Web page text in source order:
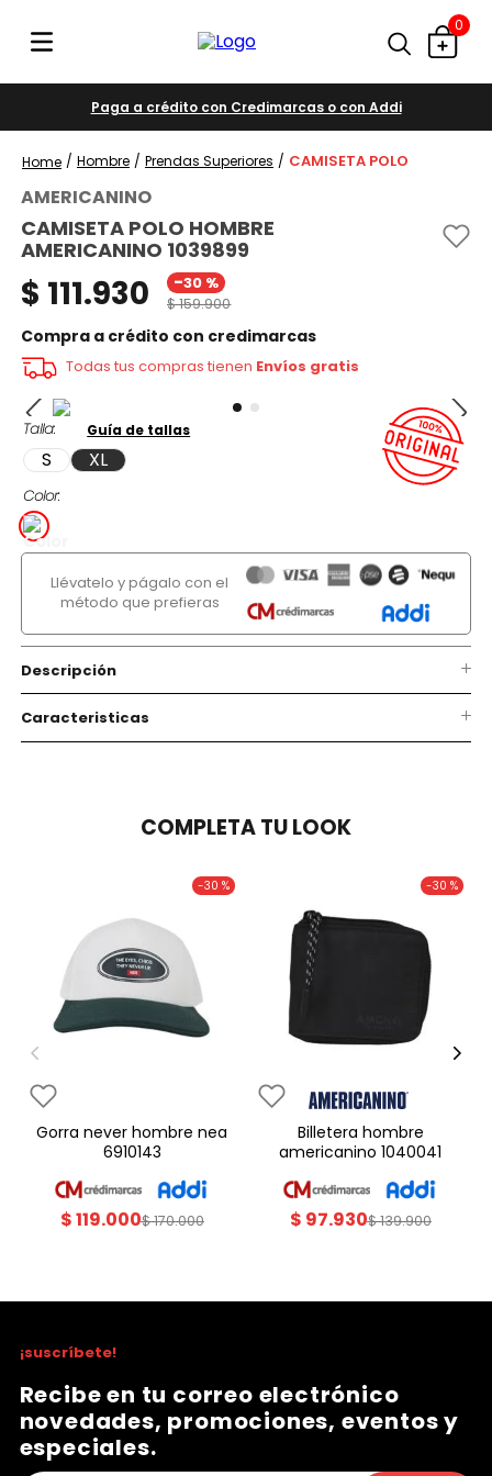
0
Paga a crédito con Credimarcas o con Addi
Hombre Prendas Superiores CAMISETA POLO
AMERICANINO
CAMISETA POLO HOMBRE
AMERICANINO 1039899
$ 111.930 -30 %
$159.900
Compra a crédito con credimarcas
Todas tus compras tienen Envíos gratis
Talla
S XL
Color
Guía de tallas
Llévatelo y págalo con el
método que prefieras
Descripción
Caracteristicas
COMPLETA TU LOOK
-30 %
gorra never hombre nea
6910143
$119.000$170.000
-30 %
billetera hombre
americanino 1040041
$ 97.930$139.900
¡suscríbete!
Recibe en tu correo electrónico
novedades, promociones, eventos y
especiales.